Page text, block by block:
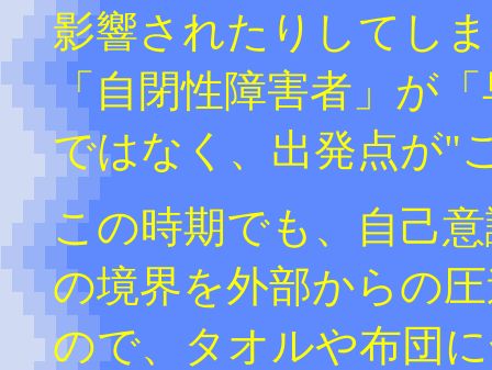
影響されたりしてし
「自閉性障害者」が
ではなく、出発点が"
この時期でも、自己
の境界を外部からの
ので、タオルや布団